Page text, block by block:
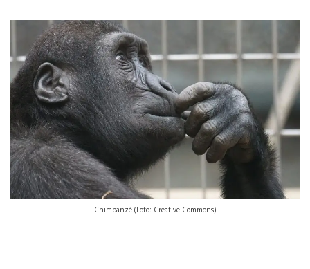
Chimpanzé (Foto: Creative Commons)